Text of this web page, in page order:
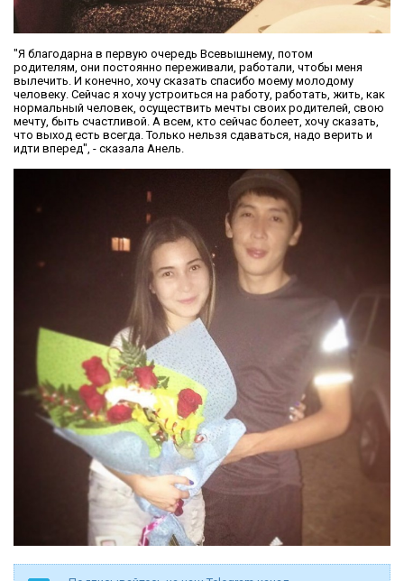
"Я благодарна в первую очередь Всевышнему, потом
родителям, они постоянно переживали, работали, чтобы меня
вылечить. И конечно, хочу сказать спасибо моему молодому
человеку. Сейчас я хочу устроиться на работу, работать, жить, как
нормальный человек, осуществить мечты своих родителей, свою
мечту, быть счастливой. А всем, кто сейчас болеет, хочу сказать,
что выход есть всегда. Только нельзя сдаваться, надо верить и
идти вперед", - сказала Анель.